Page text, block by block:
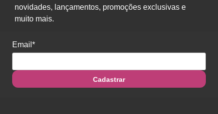
novidades, lançamentos, promoções exclusivas e
muito mais.
Email*
Cadastrar